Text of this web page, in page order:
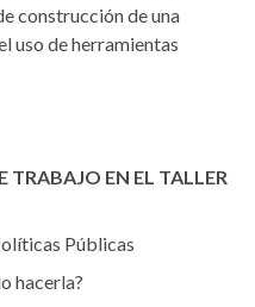
construcción de una
uso de herramientas
TRABAJO EN EL TALLER
Públicas
hacerla?